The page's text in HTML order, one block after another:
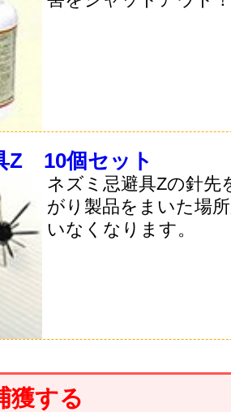
Z 10個セット
ネズミ忌避具Zの針先
がり製品をまいた場
いなくなります。
獲する